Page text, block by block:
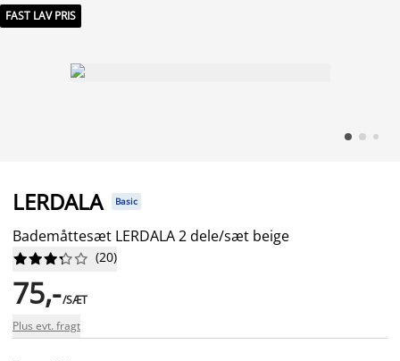
FAST LAV PRIS
LERDALA Basic
Bademåttesæt LERDALA 2 dele/sæt beige





 (20)
75,-/SÆT
Plus evt. fragt